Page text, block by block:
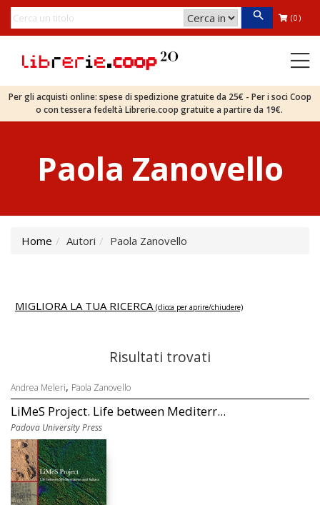
(0)
Per gli acquisti online: spese di spedizione gratuite da 25€ - Per i soci Coop
o con tessera fedeltà Librerie.coop gratuite a partire da 19€.
Paola Zanovello
Home Autori Paola Zanovello
MIGLIORA LA TUA RICERCA (clicca per aprire/chiudere)
Risultati trovati
Andrea Meleri, Paola Zanovello
LiMeS Project. Life between Mediterr...
Padova University Press